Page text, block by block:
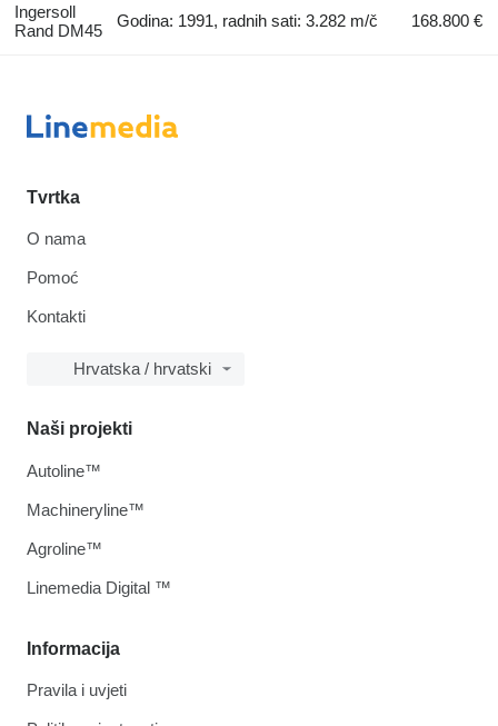
Ingersoll
Rand DM45
Godina: 1991, radnih sati: 3.282 m/č 168.800 €
Tvrtka
O nama
Pomoć
Kontakti
Hrvatska / hrvatski
Informacija
Pravila i uvjeti
Naši projekti
Autoline™
Machineryline™
Agroline™
Linemedia Digital ™